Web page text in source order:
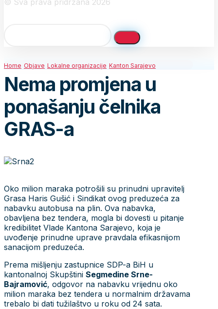
© Sva prava pridržana 2026
Home Objave Lokalne organizacije Kanton Sarajevo
Nema promjena u
ponašanju čelnika
GRAS-a
Oko milion maraka potrošili su prinudni upravitelj
Grasa Haris Gušić i Sindikat ovog preduzeća za
nabavku autobusa na plin. Ova nabavka,
obavljena bez tendera, mogla bi dovesti u pitanje
kredibilitet Vlade Kantona Sarajevo, koja je
uvođenje prinudne uprave pravdala efikasnijom
sanacijom preduzeća.
Prema mišljenju zastupnice SDP-a BiH u
kantonalnoj Skupštini Segmedine Srne-
Bajramović, odgovor na nabavku vrijednu oko
milion maraka bez tendera u normalnim državama
trebalo bi dati tužilaštvo u roku od 24 sata.